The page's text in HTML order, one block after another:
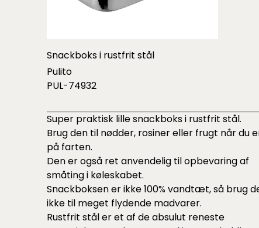
Snackboks i rustfrit stål
Pulito
PUL-74932
Super praktisk lille snackboks i rustfrit stål.
Brug den til nødder, rosiner eller frugt når du
på farten.
Den er også ret anvendelig til opbevaring af
småting i køleskabet.
Snackboksen er ikke 100% vandtæt, så brug
ikke til meget flydende madvarer.
Rustfrit stål er et af de absulut reneste